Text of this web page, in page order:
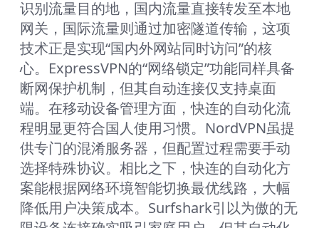
识别流量目的地，国内流量直接转发至本地
网关，国际流量则通过加密隧道传输，这项
技术正是实现“国内外网站同时访问”的核
心。ExpressVPN的“网络锁定”功能同样具备
断网保护机制，但其自动连接仅支持桌面
端。在移动设备管理方面，快连的自动化流
程明显更符合国人使用习惯。NordVPN虽提
供专门的混淆服务器，但配置过程需要手动
选择特殊协议。相比之下，快连的自动化方
案能根据网络环境智能切换最优线路，大幅
降低用户决策成本。Surfshark引以为傲的无